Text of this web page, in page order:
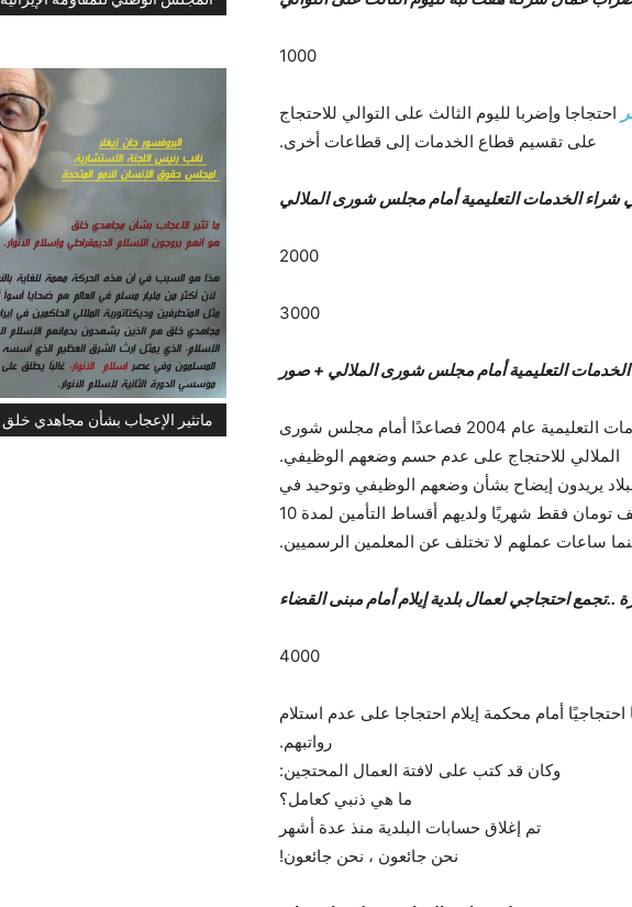
ماتثير الإعجاب بشأن مجاهدي خلق
احتجاجا وإضربا لليوم الثالث على التوالي للاحتجاج
على تقسيم قطاع الخدمات إلى قطاعات أخرى.
الخدمات التعليمية أمام مجلس شورى الملالي
التعليمية أمام مجلس شورى الملالي + صور
يوم الأحد 13 كانون الأول (ديسمبر)، تحشد معلمون شراء الخدمات التعليمية عام 2004 فصاعدًا أمام مجلس شورى
الملالي للاحتجاج على عدم حسم وضعهم الوظيفي.
من جميع أنحاء البلاد يريدون إيضاح بشأن وضعهم الوظيفي وتوحيد في
العقد. في بعض المحافظات، يتلقى هؤلاء المعلمون 300 ألف تومان فقط شهريًا ولديهم أقساط التأمين لمدة 10
ساعات عملهم لا تختلف عن المعلمين الرسميين.
..تجمع احتجاجي لعمال بلدية إيلام أمام مبنى القضاء
الأحد الموافق 13 ديسمبر تجمعًا احتجاجيًا أمام محكمة إيلام احتجاجا على عدم استلام
رواتبهم.
وكان قد كتب على لافتة العمال المحتجين:
ما هي ذنبي كعامل؟
تم إغلاق حسابات البلدية منذ عدة أشهر
نحن جائعون ، نحن جائعون!